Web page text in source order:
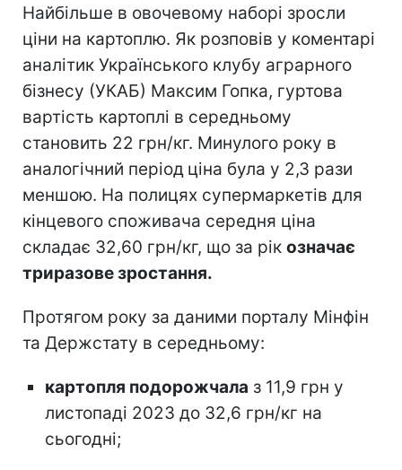
Найбільше в овочевому наборі зросли
ціни на картоплю. Як розповів у коментарі
аналітик Українського клубу аграрного
бізнесу (УКАБ) Максим Гопка, гуртова
вартість картоплі в середньому
становить 22 грн/кг. Минулого року в
аналогічний період ціна була у 2,3 рази
меншою. На полицях супермаркетів для
кінцевого споживача середня ціна
складає 32,60 грн/кг, що за рік означає
триразове зростання.
Протягом року за даними порталу Мінфін
та Держстату в середньому:
картопля подорожчала з 11,9 грн у
листопаді 2023 до 32,6 грн/кг на
сьогодні;